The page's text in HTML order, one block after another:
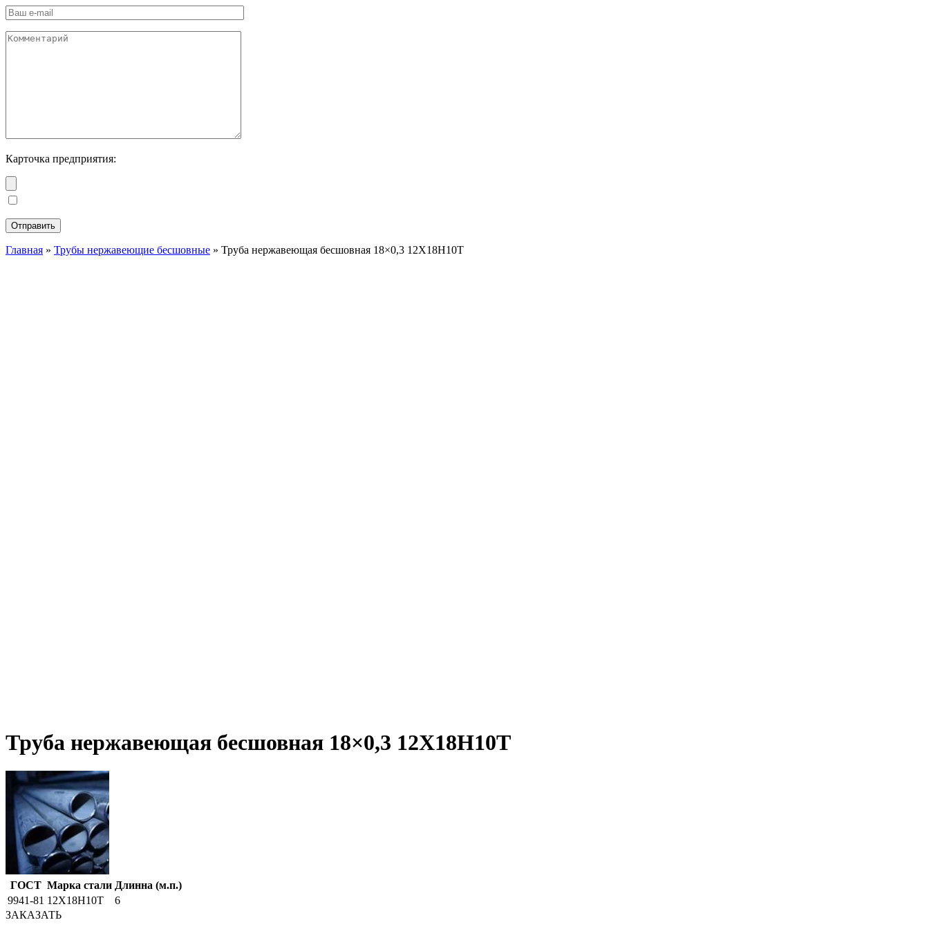
Карточка предприятия:
Главная » Трубы нержавеющие бесшовные » Труба нержавеющая бесшовная 18×0,3 12X18Н10Т
Труба нержавеющая бесшовная 18×0,3 12X18Н10Т
ГОСТ Марка стали Длинна (м.п.)
9941-81 12Х18Н10Т
6
ЗАКАЗАТЬ